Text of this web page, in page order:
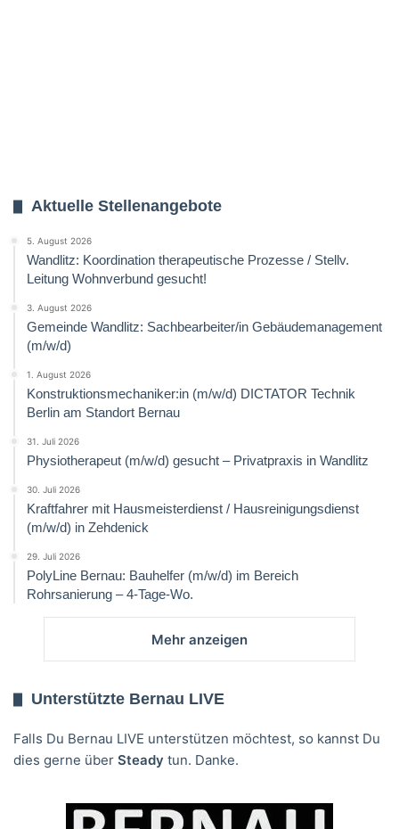
Aktuelle Stellenangebote
5. August 2026
Wandlitz: Koordination therapeutische Prozesse / Stellv.
Leitung Wohnverbund gesucht!
3. August 2026
Gemeinde Wandlitz: Sachbearbeiter/in Gebäudemanagement
(m/w/d)
1. August 2026
Konstruktionsmechaniker:in (m/w/d) DICTATOR Technik
Berlin am Standort Bernau
31. Juli 2026
Physiotherapeut (m/w/d) gesucht – Privatpraxis in Wandlitz
30. Juli 2026
Kraftfahrer mit Hausmeisterdienst / Hausreinigungsdienst
(m/w/d) in Zehdenick
29. Juli 2026
PolyLine Bernau: Bauhelfer (m/w/d) im Bereich
Rohrsanierung – 4-Tage-Wo.
Mehr anzeigen
Unterstützte Bernau LIVE
Falls Du Bernau LIVE unterstützen möchtest, so kannst Du
dies gerne über Steady tun. Danke.